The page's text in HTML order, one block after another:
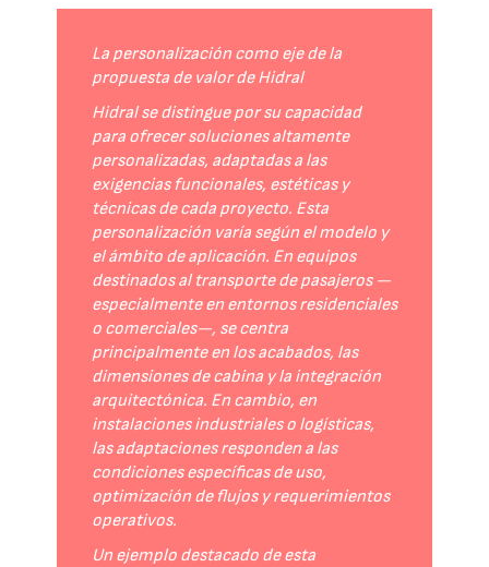
La personalización como eje de la
propuesta de valor de Hidral
Hidral se distingue por su capacidad
para ofrecer soluciones altamente
personalizadas, adaptadas a las
exigencias funcionales, estéticas y
técnicas de cada proyecto. Esta
personalización varía según el modelo y
el ámbito de aplicación. En equipos
destinados al transporte de pasajeros —
especialmente en entornos residenciales
o comerciales—, se centra
principalmente en los acabados, las
dimensiones de cabina y la integración
arquitectónica. En cambio, en
instalaciones industriales o logísticas,
las adaptaciones responden a las
condiciones específicas de uso,
optimización de flujos y requerimientos
operativos.
Un ejemplo destacado de esta